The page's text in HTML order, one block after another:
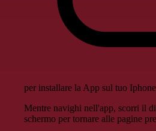
per installare la App sul tuo
Mentre navighi nell'app, scorri il
schermo per tornare alle pagine